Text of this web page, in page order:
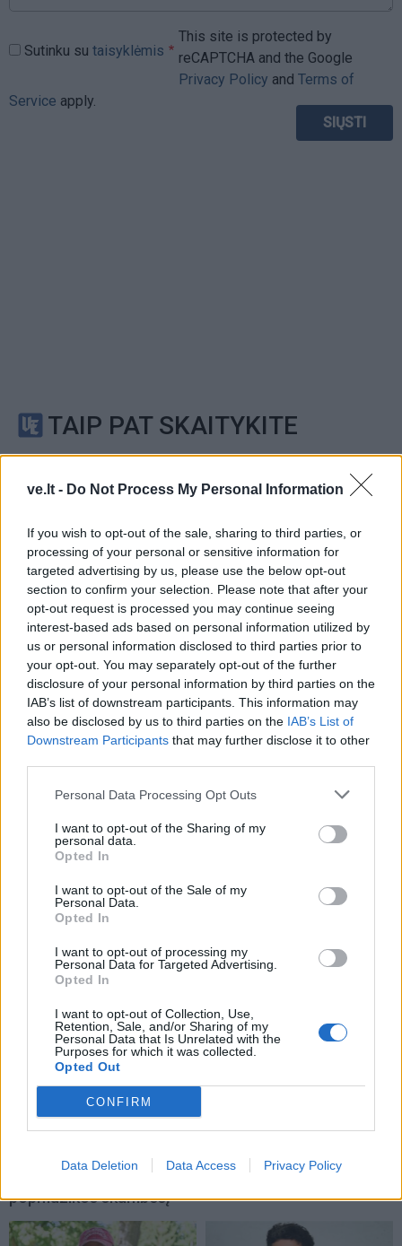
ve.lt - Do Not Process My Personal Information
If you wish to opt-out of the sale, sharing to third parties, or
processing of your personal or sensitive information for
targeted advertising by us, please use the below opt-out
section to confirm your selection. Please note that after your
opt-out request is processed you may continue seeing
interest-based ads based on personal information utilized by
us or personal information disclosed to third parties prior to
your opt-out. You may separately opt-out of the further
disclosure of your personal information by third parties on the
IAB’s list of downstream participants. This information may
also be disclosed by us to third parties on the IAB’s List of
Downstream Participants that may further disclose it to other
Personal Data Processing Opt Outs
I want to opt-out of the Sharing of my
personal data.
Opted In
I want to opt-out of the Sale of my
Personal Data.
Opted In
I want to opt-out of processing my
Personal Data for Targeted Advertising.
Opted In
I want to opt-out of Collection, Use,
Retention, Sale, and/or Sharing of my
Personal Data that Is Unrelated with the
Purposes for which it was collected.
Opted Out
CONFIRM
Data Deletion Data Access Privacy Policy
Sutinku su taisyklėmis
This site is protected by
reCAPTCHA and the Google
Privacy Policy and Terms of
Service apply.
TAIP PAT SKAITYKITE
Žmonės
Pareigūnams nepavyksta
baigti narkotikų
disponavimu įtariamo
Olego Šurajevo bylos
Žmonės
Reveka Devolskytė
prisiminė, iki ko nuvedė
desperatiškas noras
sulieknėti: apie pasekmes
negalvojau
Žmonės
dėl dingusio augintinio –
žinia iš Ruslano Kirilkino
pasidalijo vaizdeliu iš
Žmonės
Mirė prodiuseris
Williamas Orbitas,
pakeitęs Madonnos,
popmuzikos skambesį
Žmonės
prisipažino, kaip iš tikrųjų
sukūrė savo šiurpinantį
įvaizdį